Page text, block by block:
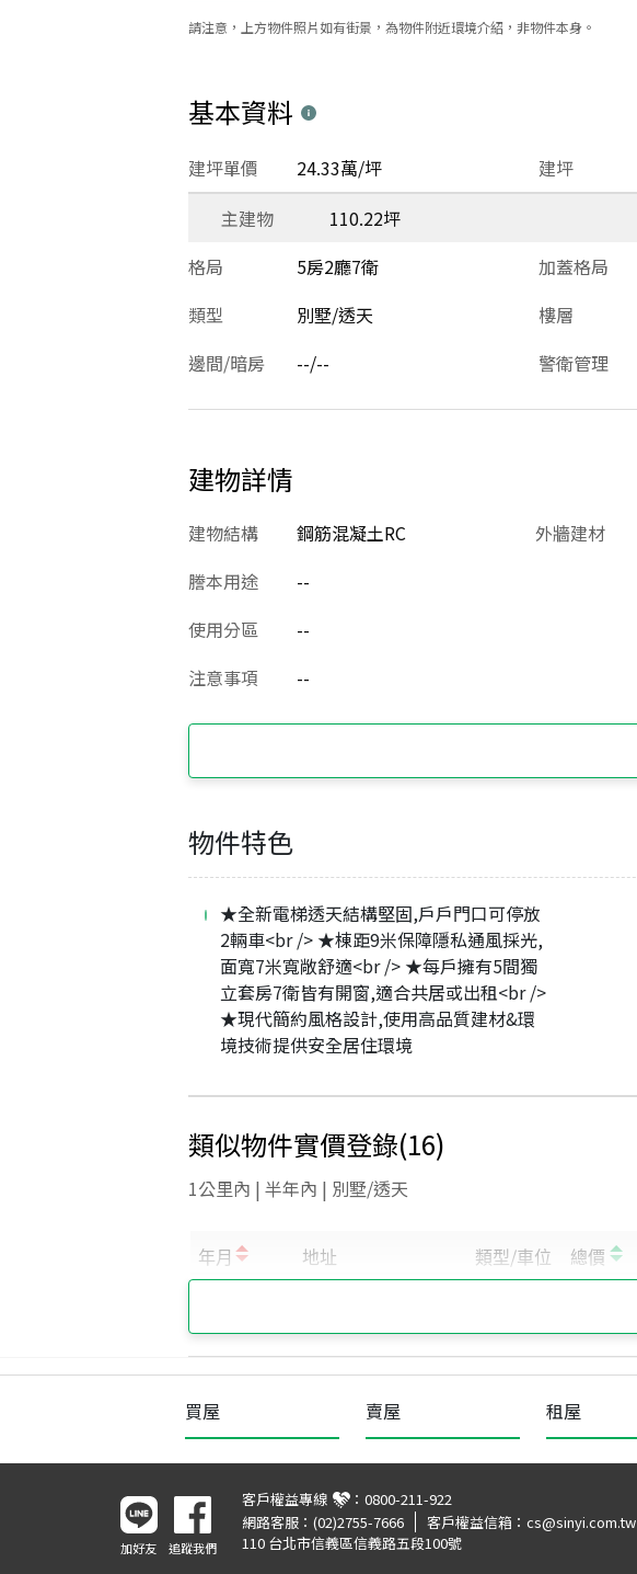
請注意，上方物件照片如有街景，為物件附近環境介紹，非物件本身。
基本資料
建坪
建坪單價 24.33萬/坪
主建物
110.22坪
格局
5房2廳7衛 加蓋格局
類型
別墅/透天 樓層
邊間/暗房
--/-- 警衛管理
建物詳情
建物結構 鋼筋混凝土RC 外牆建材
謄本用途
--
使用分區
--
注意事項
--
物件特色
★全新電梯透天結構堅固,戶戶門口可停放
2輛車<br /> ★棟距9米保障隱私通風採光,
面寬7米寬敞舒適<br /> ★每戶擁有5間獨
立套房7衛皆有開窗,適合共居或出租<br />
★現代簡約風格設計,使用高品質建材&環
境技術提供安全居住環境
類似物件實價登錄(16)
1公里內 | 半年內 | 別墅/透天
買屋 賣屋 租屋
加好友 追蹤我們
客戶權益專線 ： 0800-211-922
網路客服： (02)2755-7666 客戶權益信箱： cs@sinyi.com.tw
110 台北市信義區信義路五段100號